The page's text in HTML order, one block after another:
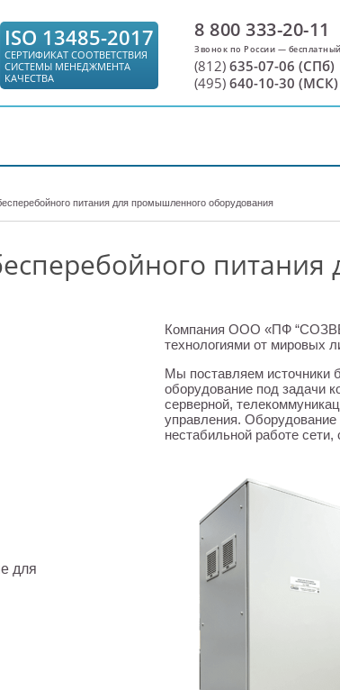
ISO 13485-2017
СЕРТИФИКАТ СООТВЕТСТВИЯ
СИСТЕМЫ МЕНЕДЖМЕНТА
КАЧЕСТВА
8 800 333-20-11
(812) 635-07-06 (СПб)
(495) 640-10-30 (МСК)
питания для промышленного оборудования
для
Компания ООО «ПФ
технологиями от мировых
Мы поставляем источники
оборудование под задачи
серверной,
управления. Оборудование
нестабильной работе